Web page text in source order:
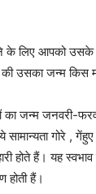
के लिए आपको
की उसका जन्म किस
का जन्म जनवरी-
गोरे ,
होते हैं। यह
होती हैं।